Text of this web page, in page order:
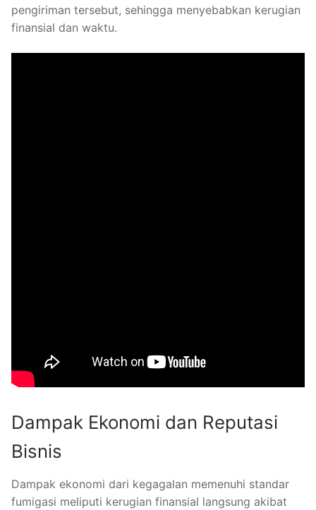
pengiriman tersebut, sehingga menyebabkan kerugian
finansial dan waktu.
Dampak Ekonomi dan Reputasi
Bisnis
Dampak ekonomi dari kegagalan memenuhi standar
fumigasi meliputi kerugian finansial langsung akibat